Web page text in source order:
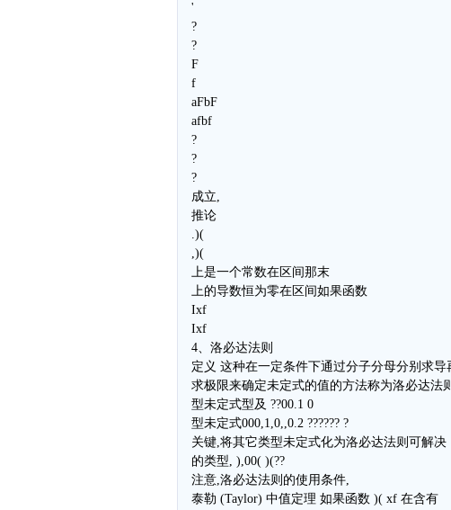
'
?
?
F
f
aFbF
afbf
?
?
?
成立,
推论
.)(
,)(
上是一个常数在区间那末
上的导数恒为零在区间如果函数
Ixf
Ixf
4、洛必达法则
定义 这种在一定条件下通过分子分母分别求导
求极限来确定未定式的值的方法称为洛必达法
型未定式型及 ??00.1 0
型未定式000,1,0,,0.2 ?????? ?
关键,将其它类型未定式化为洛必达法则可解决
的类型, ),00( )(??
注意,洛必达法则的使用条件,
泰勒 (Taylor) 中值定理 如果函数 )( xf 在含有